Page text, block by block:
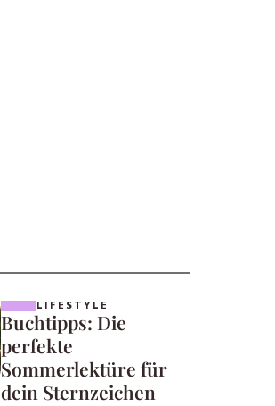
LIFESTYLE
Buchtipps: Die
perfekte
Sommerlektüre für
dein Sternzeichen